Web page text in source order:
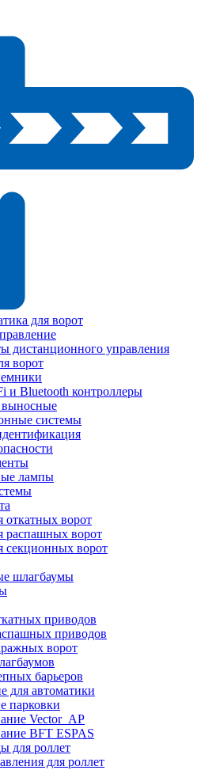
для ворот
дистанционного управления
ворот
и Bluetooth контроллеры
системы
лампы
откатных ворот
распашных ворот
секционных ворот
шлагбаумы
приводов
приводов
ворот
барьеров
для автоматики
парковки
Vector_AP
BFT ESPAS
для роллет
для роллет